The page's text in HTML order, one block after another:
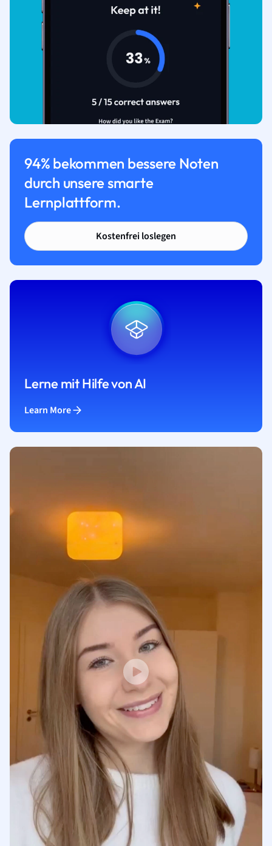
94% bekommen bessere Noten
durch unsere smarte
Lernplattform.
Kostenfrei loslegen
Lerne mit Hilfe von AI
Learn More